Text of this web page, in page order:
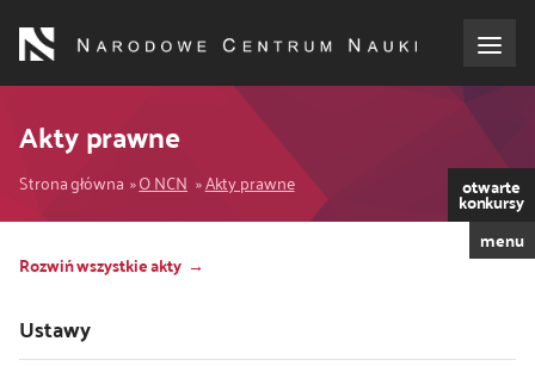
treści
o NCN
dla wnioskodawców
dla ekspertów
Akty prawne
Ścieżka
nawigacyjna
Strona główna O NCN Akty prawne otwarte
konkursy
menu
Rozwiń wszystkie akty
Ustawy